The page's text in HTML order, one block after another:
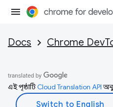
Docs Chrome
এই পৃষ্ঠাটিCloud Translation API